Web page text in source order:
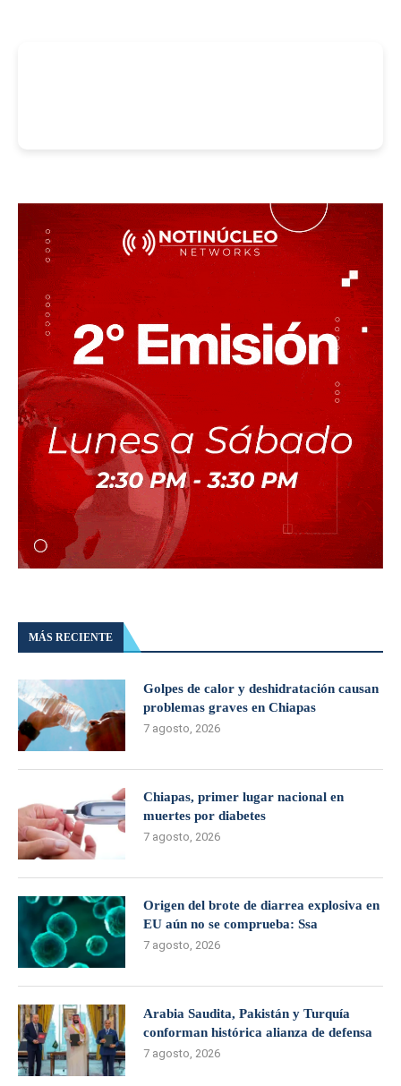
MÁS RECIENTE
Golpes de calor y deshidratación causan
problemas graves en Chiapas
7 agosto, 2026
Chiapas, primer lugar nacional en
muertes por diabetes
7 agosto, 2026
Origen del brote de diarrea explosiva en
EU aún no se comprueba: Ssa
7 agosto, 2026
Arabia Saudita, Pakistán y Turquía
conforman histórica alianza de defensa
7 agosto, 2026